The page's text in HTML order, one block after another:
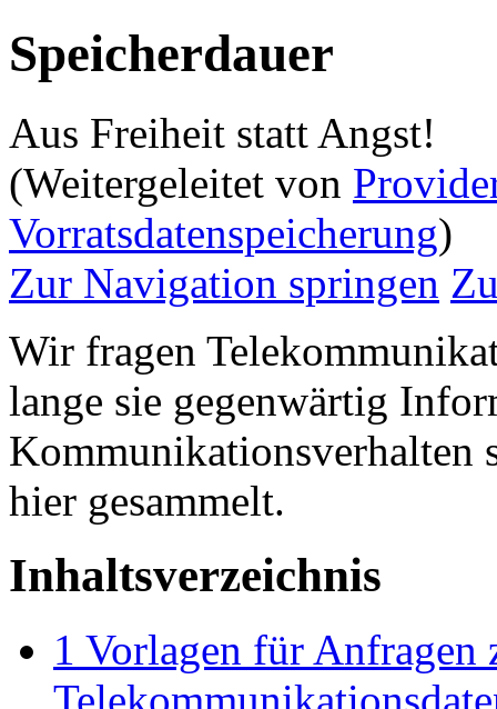
Speicherdauer
Aus Freiheit statt Angst!
(Weitergeleitet von
Vorratsdatenspeicherung)
Zur Navigation springen
Wir fragen
lange sie gegenwärtig
Kommunikationsverhalten
hier gesammelt.
Inhaltsverzeichnis
1 Vorlagen für Anfragen